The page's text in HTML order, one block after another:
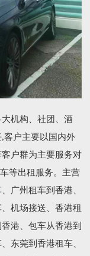
机构、社团、酒
客户主要以国内外
户群为主要服务对
等出租服务。主营
、广州租车到香港、
机场接送、香港租
港、包车从香港到
东莞到香港租车、